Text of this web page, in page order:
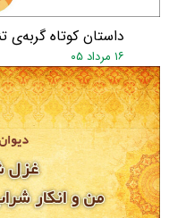
داستان کوتاه
۱۶ مرداد ۰۵